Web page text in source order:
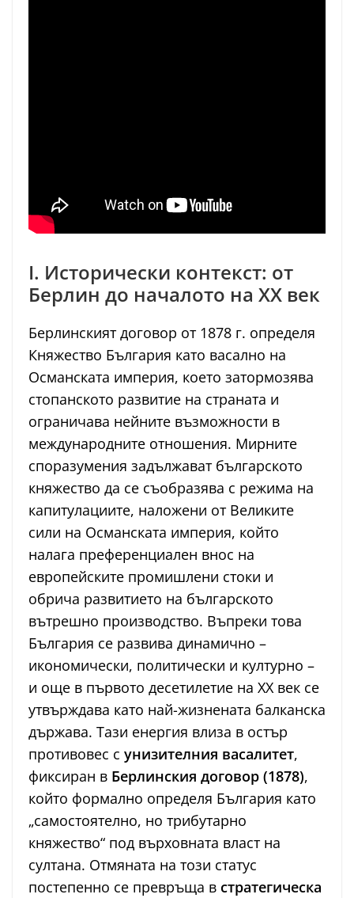
I. Исторически контекст: от
Берлин до началото на ХХ век
Берлинският договор от 1878 г. определя
Княжество България като васално на
Османската империя, което затормозява
стопанското развитие на страната и
ограничава нейните възможности в
международните отношения. Мирните
споразумения задължават българското
княжество да се съобразява с режима на
капитулациите, наложени от Великите
сили на Османската империя, който
налага преференциален внос на
европейските промишлени стоки и
обрича развитието на българското
вътрешно производство. Въпреки това
България се развива динамично –
икономически, политически и културно –
и още в първото десетилетие на ХХ век се
утвърждава като най-жизнената балканска
държава. Тази енергия влиза в остър
противовес с унизителния васалитет,
фиксиран в Берлинския договор (1878),
който формално определя България като
„самостоятелно, но трибутарно
княжество“ под върховната власт на
султана. Отмяната на този статус
постепенно се превръща в стратегическа